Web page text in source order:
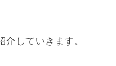
していきます。